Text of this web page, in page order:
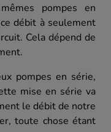
pompes en
débit à seulement
Cela dépend de
pompes en série,
mise en série va
le débit de notre
toute chose étant